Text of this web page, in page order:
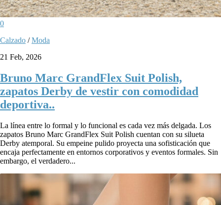
0
Calzado /Moda
21 Feb, 2026
Bruno Marc GrandFlex Suit Polish,
zapatos Derby de vestir con comodidad
deportiva..
La línea entre lo formal y lo funcional es cada vez más delgada. Los
zapatos Bruno Marc GrandFlex Suit Polish cuentan con su silueta
Derby atemporal. Su empeine pulido proyecta una sofisticación que
encaja perfectamente en entornos corporativos y eventos formales. Sin
embargo, el verdadero...